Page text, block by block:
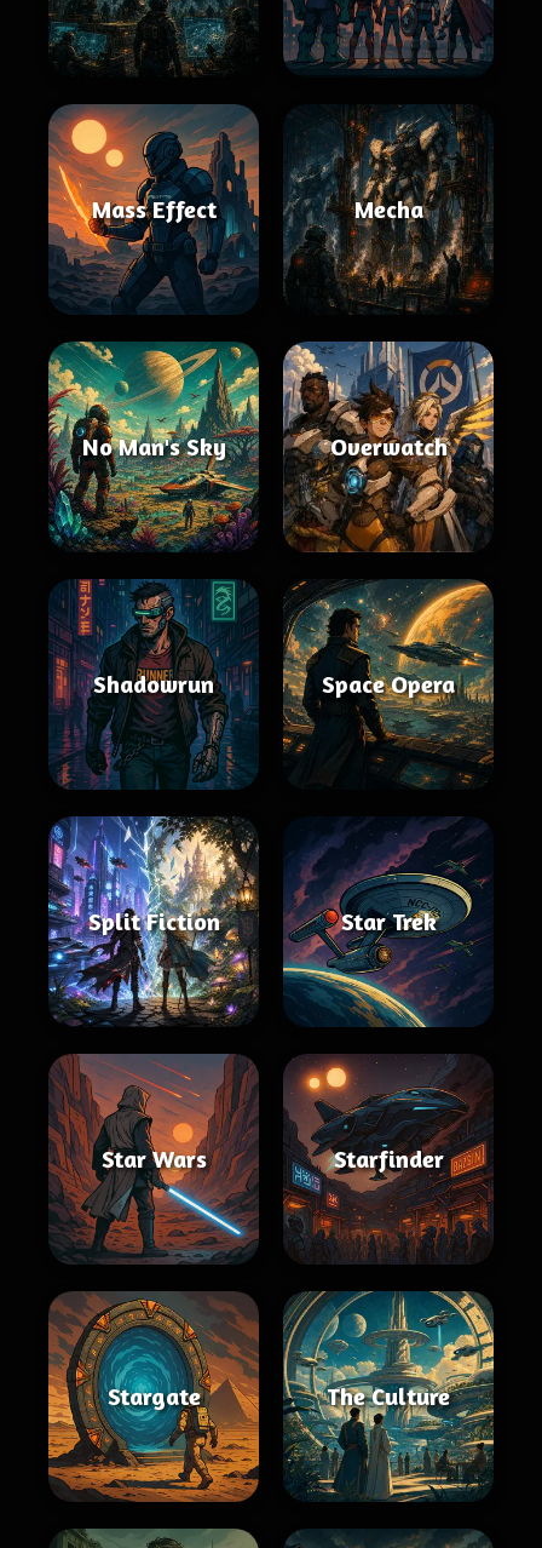
Mass Effect Mecha
No Man's Sky Overwatch
Shadowrun Space Opera
Split Fiction Star Trek
Star Wars Starfinder
Stargate The Culture